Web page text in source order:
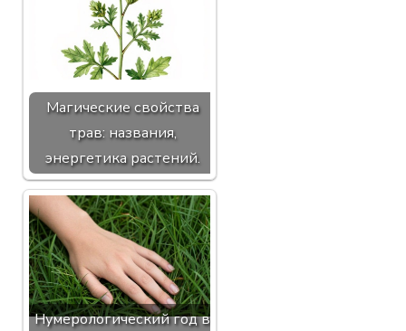
Магические свойства
трав: названия,
энергетика растений.
Нумерологический год в